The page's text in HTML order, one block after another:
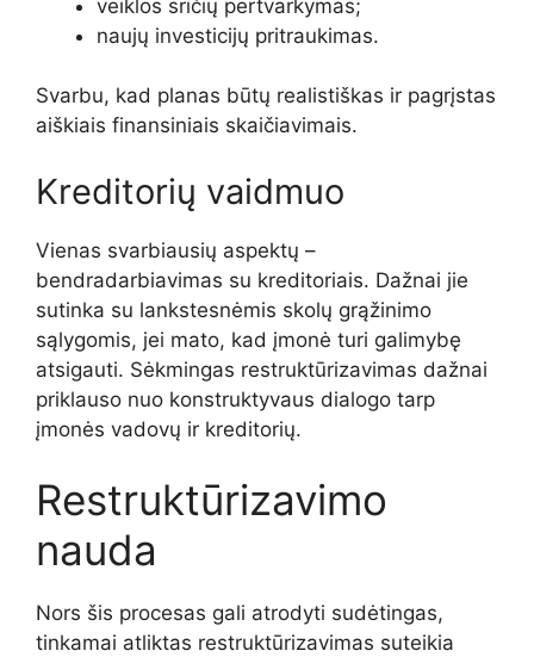
veiklos sričių pertvarkymas;
naujų investicijų pritraukimas.
Svarbu, kad planas būtų realistiškas ir pagrįstas
aiškiais finansiniais skaičiavimais.
Kreditorių vaidmuo
Vienas svarbiausių aspektų –
bendradarbiavimas su kreditoriais. Dažnai jie
sutinka su lankstesnėmis skolų grąžinimo
sąlygomis, jei mato, kad įmonė turi galimybę
atsigauti. Sėkmingas restruktūrizavimas dažnai
priklauso nuo konstruktyvaus dialogo tarp
įmonės vadovų ir kreditorių.
Restruktūrizavimo
nauda
Nors šis procesas gali atrodyti sudėtingas,
tinkamai atliktas restruktūrizavimas suteikia